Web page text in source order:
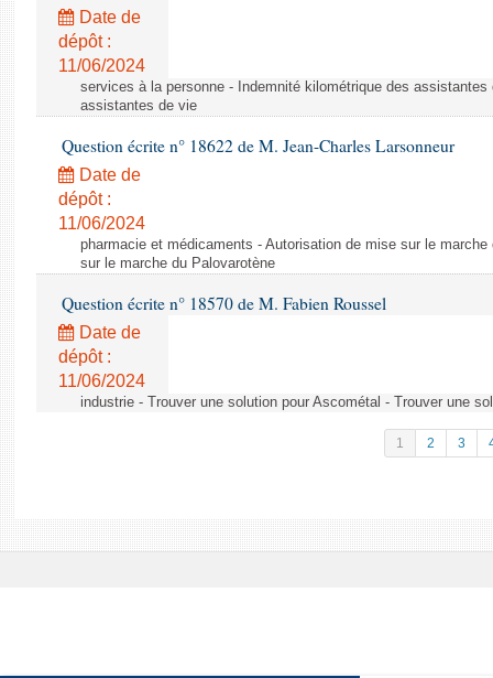
Date de
dépôt :
11/06/2024
services à la personne - Indemnité kilométrique des
assistantes de vie
Question écrite n° 18622 de M. Jean-Charles Larsonneur
Date de
dépôt :
11/06/2024
pharmacie et médicaments - Autorisation de mise sur le
sur le marche du Palovarotène
Question écrite n° 18570 de M. Fabien Roussel
Date de
dépôt :
11/06/2024
industrie - Trouver une solution pour Ascométal - Trouver une
1 2 3